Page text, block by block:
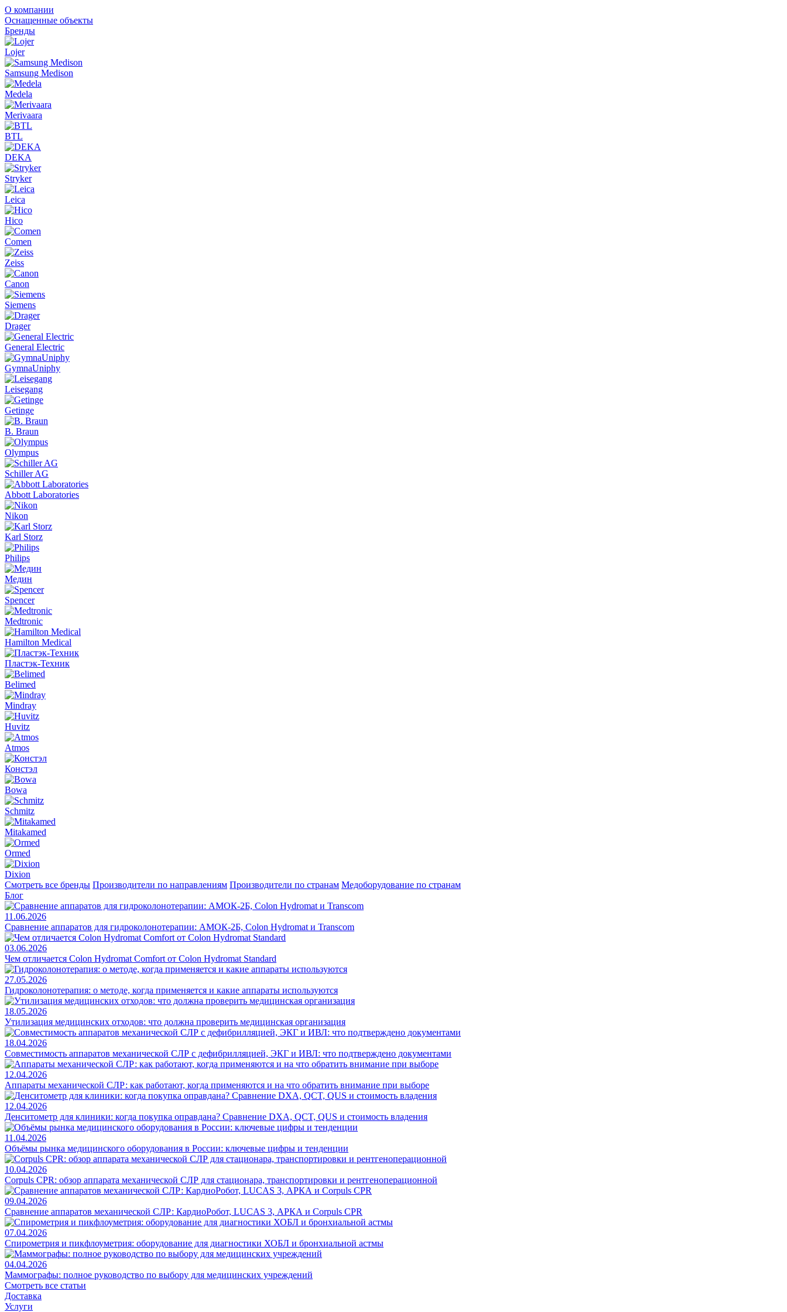
О компании
Оснащенные объекты
Бренды
Lojer
Samsung Medison
Medela
Merivaara
BTL
DEKA
Stryker
Leica
Hico
Comen
Zeiss
Canon
Siemens
Drager
General Electric
GymnaUniphy
Leisegang
Getinge
B. Braun
Olympus
Schiller AG
Abbott Laboratories
Nikon
Karl Storz
Philips
Медин
Spencer
Medtronic
Hamilton Medical
Пластэк-Техник
Belimed
Mindray
Huvitz
Atmos
Констэл
Bowa
Schmitz
Mitakamed
Ormed
Dixion
Смотреть все бренды Производители по направлениям Производители по странам Медоборудование по странам
Блог
11.06.2026
Сравнение аппаратов для гидроколонотерапии: АМОК-2Б, Colon Hydromat и Transcom
03.06.2026
Чем отличается Colon Hydromat Comfort от Colon Hydromat Standard
27.05.2026
Гидроколонотерапия: о методе, когда применяется и какие аппараты используются
18.05.2026
Утилизация медицинских отходов: что должна проверить медицинская организация
18.04.2026
Совместимость аппаратов механической СЛР с дефибрилляцией, ЭКГ и ИВЛ: что подтверждено документами
12.04.2026
Аппараты механической СЛР: как работают, когда применяются и на что обратить внимание при выборе
12.04.2026
Денситометр для клиники: когда покупка оправдана? Сравнение DXA, QCT, QUS и стоимость владения
11.04.2026
Объёмы рынка медицинского оборудования в России: ключевые цифры и тенденции
10.04.2026
Corpuls CPR: обзор аппарата механической СЛР для стационара, транспортировки и рентгеноперационной
09.04.2026
Сравнение аппаратов механической СЛР: КардиоРобот, LUCAS 3, АРКА и Corpuls CPR
07.04.2026
Спирометрия и пикфлоуметрия: оборудование для диагностики ХОБЛ и бронхиальной астмы
04.04.2026
Маммографы: полное руководство по выбору для медицинских учреждений
Смотреть все статьи
Доставка
Услуги